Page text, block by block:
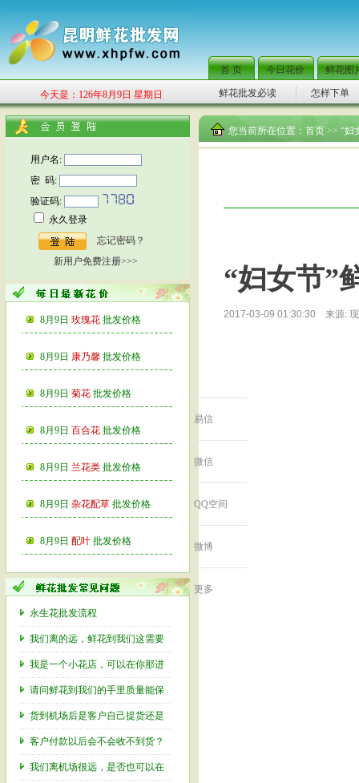
首 页 今日花价 鲜花图
今天是：126年8月9日 星期日 鲜花批发必读 怎样下单
用户名:
密 码:
验证码:
永久登录
忘记密码？
新用户免费注册>>>
8月9日 玫瑰花 批发价格
8月9日 康乃馨 批发价格
8月9日 菊花 批发价格
8月9日 百合花 批发价格
8月9日 兰花类 批发价格
8月9日 杂花配草 批发价格
8月9日 配叶 批发价格
永生花批发流程
我们离的远，鲜花到我们这需要
我是一个小花店，可以在你那进
请问鲜花到我们的手里质量能保
货到机场后是客户自己提货还是
客户付款以后会不会收不到货？
我们离机场很远，是否也可以在
您当前所在位置： 首页 >> “妇
“妇女节”
2017-03-09 01:30:30 来源:
易信
微信
QQ空间
微博
更多